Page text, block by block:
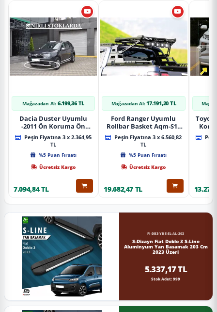
Mağazadan Al: 6.199,36 TL
Dacia Duster Uyumlu
-2011 Ön Koruma Ön
Tekli Koruma
Peşin Fiyatına 3 x 2.364,95
TL
%5 Puan Fırsatı
Ücretsiz Kargo
7.094,84 TL
Mağazadan Al: 17.191,20 TL
Ford Ranger Uyumlu
Rollbar Basket Aqm-S10
2015+ Uyumlu
Peşin Fiyatına 3 x 6.560,82
TL
%5 Puan Fırsatı
Ücretsiz Kargo
19.682,47 TL
FI-DB3-YBS-SL-AL-203
S-Dizayn Fiat Doblo 3 S-Line
Aluminyum Yan Basamak 203 Cm
2023 Üzeri
5.337,17 TL
Stok Adet: 999